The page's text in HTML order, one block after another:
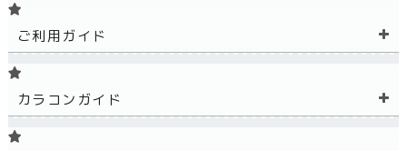
ご利用ガイド
カラコンガイド